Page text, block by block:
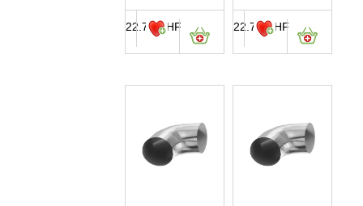
22.70CHF 22.70CHF